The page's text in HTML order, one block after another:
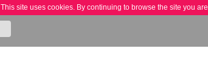
This site uses cookies. By continuing to browse the site you